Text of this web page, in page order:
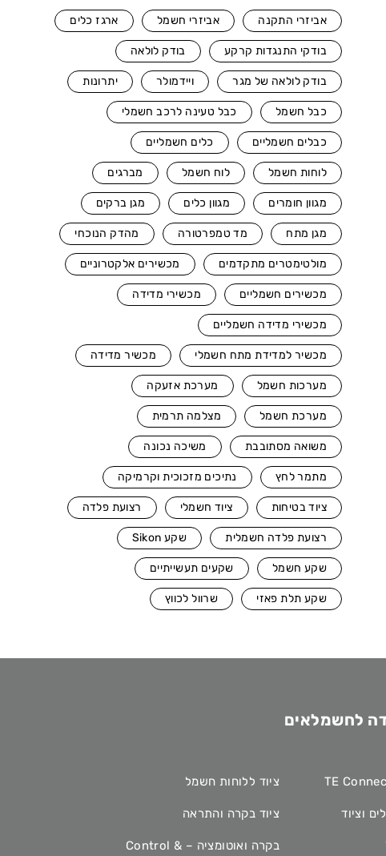
אביזרי התקנה אביזרי חשמל ארגז כלים
בודקי התנגדות קרקע בודק לולאה
בודק לולאה של מגר ויידמולר יתרונות
כבל חשמל כבל טעינה לרכב חשמלי
כבלים חשמליים כלים חשמליים
לוחות חשמל לוח חשמל מברגים
מגוון חומרים מגוון כלים מגן ברקים
מגן מתח מד טמפרטורה מהדק הנוכחי
מולטימטרים מתקדמים מכשירים אלקטרוניים
מכשירים חשמליים מכשירי מדידה
מכשירי מדידה חשמליים
מכשיר למדידת מתח חשמלי מכשיר מדידה
מערכות חשמל מערכת אזעקה
מערכת חשמל מצלמה תרמית
משואה מסתובבת משיכה נכונה
מתמר לחץ נתיכים מזכוכית וקרמיקה
ציוד בטיחות ציוד חשמלי רצועת פלדה
רצועת פלדה חשמלית שקע Sikon
שקע חשמל שקעים תעשייתיים
שקע תלת פאזי שרוול לכווץ
לחשמלאים
וציוד
ציוד ללוחות חשמל
ציוד בקרה והתראה
בקרה ואוטומציה – Control &